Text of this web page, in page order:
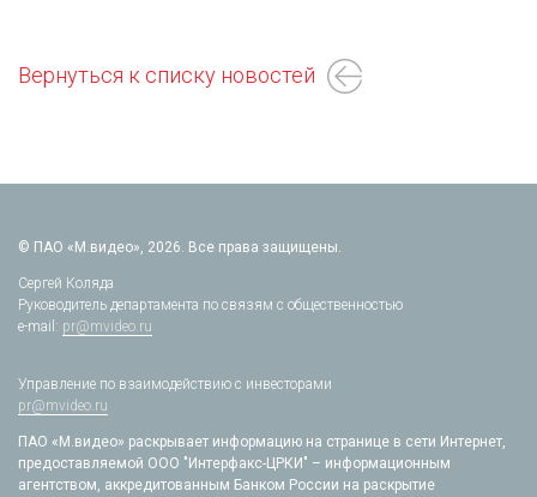
Вернуться к списку новостей
© ПАО «М.видео», 2026. Все права защищены.
Сергей Коляда
Руководитель департамента по связям с общественностью
e-mail: pr@mvideo.ru
Управление по взаимодействию с инвесторами
pr@mvideo.ru
ПАО «М.видео» раскрывает информацию на странице в сети Интернет,
предоставляемой ООО "Интерфакс-ЦРКИ" – информационным
агентством, аккредитованным Банком России на раскрытие